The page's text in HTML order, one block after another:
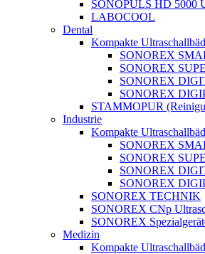
SONOPULS HD 5000
LABOCOOL
Dental
Kompakte
SONOREX
SONOREX
SONOREX
SONOREX
STAMMOPUR
Industrie
Kompakte
SONOREX
SONOREX
SONOREX
SONOREX
SONOREX TECHNIK
SONOREX CNp
SONOREX
Medizin
Kompakte